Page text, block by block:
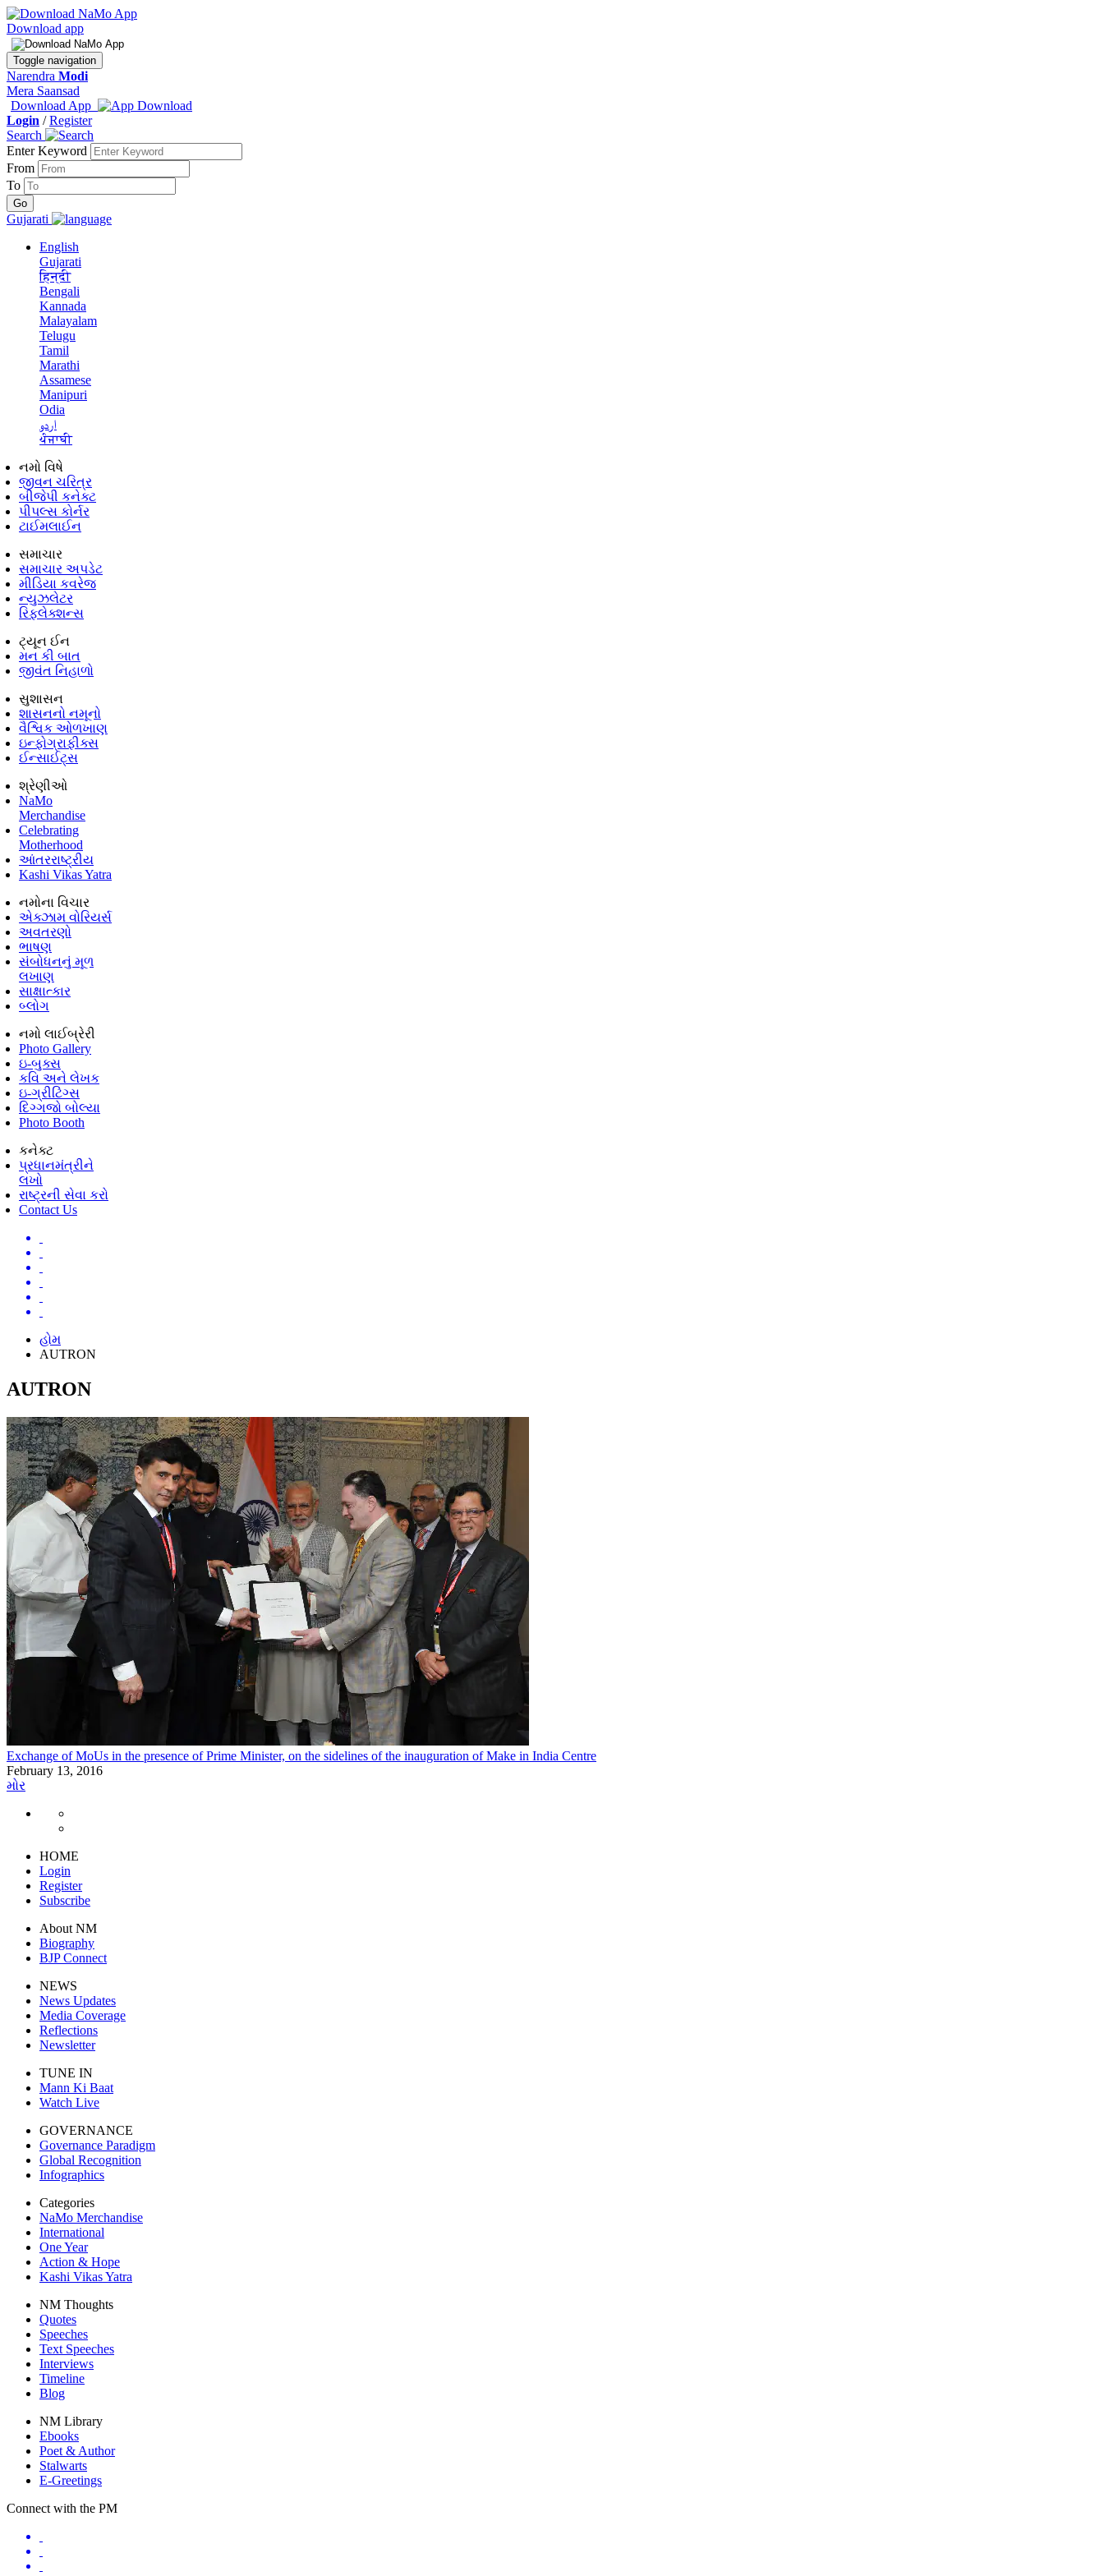
Download app
Toggle navigation
Narendra Modi
Mera Saansad
Download App
Login /Register
Search
Enter Keyword
From
To
Gujarati
English
Gujarati
हिन्दी
Bengali
Kannada
Malayalam
Telugu
Tamil
Marathi
Assamese
Manipuri
Odia
اردو
ਪੰਜਾਬੀ
નમો વિષે
જીવન ચરિત્ર
બીજેપી કનેક્ટ
પીપલ્સ કોર્નર
ટાઈમલાઈન
સમાચાર
સમાચાર અપડેટ
મીડિયા કવરેજ
ન્યુઝલેટર
રિફ્લેક્શન્સ
ટ્યૂન ઈન
મન કી બાત
જીવંત નિહાળો
સુશાસન
શાસનનો નમૂનો
વૈશ્વિક ઓળખાણ
ઇન્ફોગ્રાફીક્સ
ઈન્સાઈટ્સ
શ્રેણીઓ
NaMo
Merchandise
Celebrating
Motherhood
આંતરરાષ્ટ્રીય
Kashi Vikas Yatra
નમોના વિચાર
એક્ઝામ વોરિયર્સ
અવતરણો
ભાષણ
સંબોધનનું મૂળ
લખાણ
સાક્ષાત્કાર
બ્લોગ
નમો લાઈબ્રેરી
Photo Gallery
ઇ-બુક્સ
કવિ અને લેખક
ઇ-ગ્રીટિંગ્સ
દિગ્ગજો બોલ્યા
Photo Booth
કનેક્ટ
પ્રધાનમંત્રીને
લખો
રાષ્ટ્રની સેવા કરો
Contact Us
હોમ
AUTRON
AUTRON
Exchange of MoUs in the presence of Prime Minister, on the sidelines of the inauguration of Make in India Centre
February 13, 2016
મોર
HOME
Login
Register
Subscribe
About NM
Biography
BJP Connect
NEWS
News Updates
Media Coverage
Reflections
Newsletter
TUNE IN
Mann Ki Baat
Watch Live
GOVERNANCE
Governance Paradigm
Global Recognition
Infographics
Categories
NaMo Merchandise
International
One Year
Action & Hope
Kashi Vikas Yatra
NM Thoughts
Quotes
Speeches
Text Speeches
Interviews
Timeline
Blog
NM Library
Ebooks
Poet & Author
Stalwarts
E-Greetings
Connect with the PM